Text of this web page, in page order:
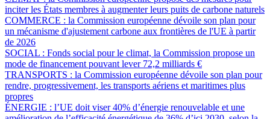
inciter les États membres à augmenter leurs puits de carbone naturels
COMMERCE : la Commission européenne dévoile son plan pour
un mécanisme d'ajustement carbone aux frontières de l'UE à partir
de 2026
SOCIAL : Fonds social pour le climat, la Commission propose un
mode de financement pouvant lever 72,2 milliards €
TRANSPORTS : la Commission européenne dévoile son plan pour
rendre, progressivement, les transports aériens et maritimes plus
propres
ÉNERGIE : l’UE doit viser 40% d’énergie renouvelable et une